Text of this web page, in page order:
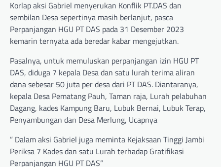
Korlap aksi Gabriel menyerukan Konflik PT.DAS dan
sembilan Desa sepertinya masih berlanjut, pasca
Perpanjangan HGU PT DAS pada 31 Desember 2023
kemarin ternyata ada beredar kabar mengejutkan.
Pasalnya, untuk memuluskan perpanjangan izin HGU PT
DAS, diduga 7 kepala Desa dan satu lurah terima aliran
dana sebesar 50 juta per desa dari PT DAS. Diantaranya,
kepala Desa Pematang Pauh, Taman raja, Lurah pelabuhan
Dagang, kades Kampung Baru, Lubuk Bernai, Lubuk Terap,
Penyambungan dan Desa Merlung, Ucapnya
” Dalam aksi Gabriel juga meminta Kejaksaan Tinggi Jambi
Periksa 7 Kades dan satu Lurah terhadap Gratifikasi
Perpanjangan HGU PT DAS”